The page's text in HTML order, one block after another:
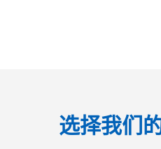
选择我